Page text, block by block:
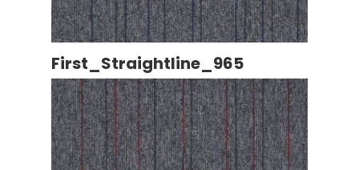
First_Straightline_965